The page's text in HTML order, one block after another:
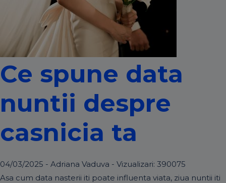
Ce spune data
nuntii despre
casnicia ta
04/03/2025 - Adriana Vaduva - Vizualizari: 390075
Asa cum data nasterii iti poate influenta viata, ziua nuntii iti